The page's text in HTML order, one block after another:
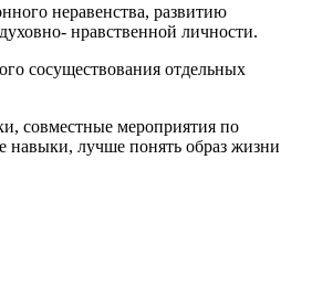
неравенства, развитию
нравственной личности.
сосуществования отдельных
совместные мероприятия по
навыки, лучше понять образ жизни